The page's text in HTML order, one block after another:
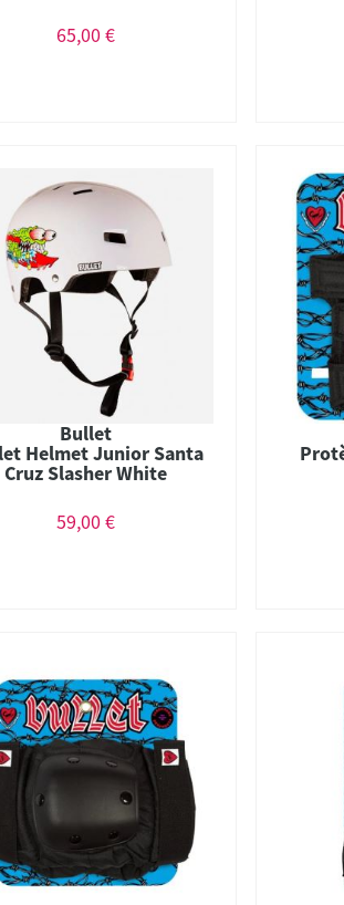
65,00 €
Bullet
Helmet Junior Santa
Cruz Slasher White
59,00 €